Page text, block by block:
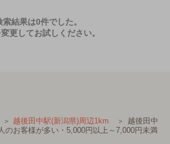
索結果は0件でした。
更してお試しください。
越後田中駅(新潟県)周辺1km
越後田中
のお客様が多い・5,000円以上～7,000円未満